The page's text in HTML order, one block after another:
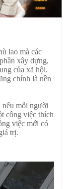
lao mà các
xây dựng,
của xã hội.
chính là nền
nếu mỗi người
công việc thích
việc mới có
trị.